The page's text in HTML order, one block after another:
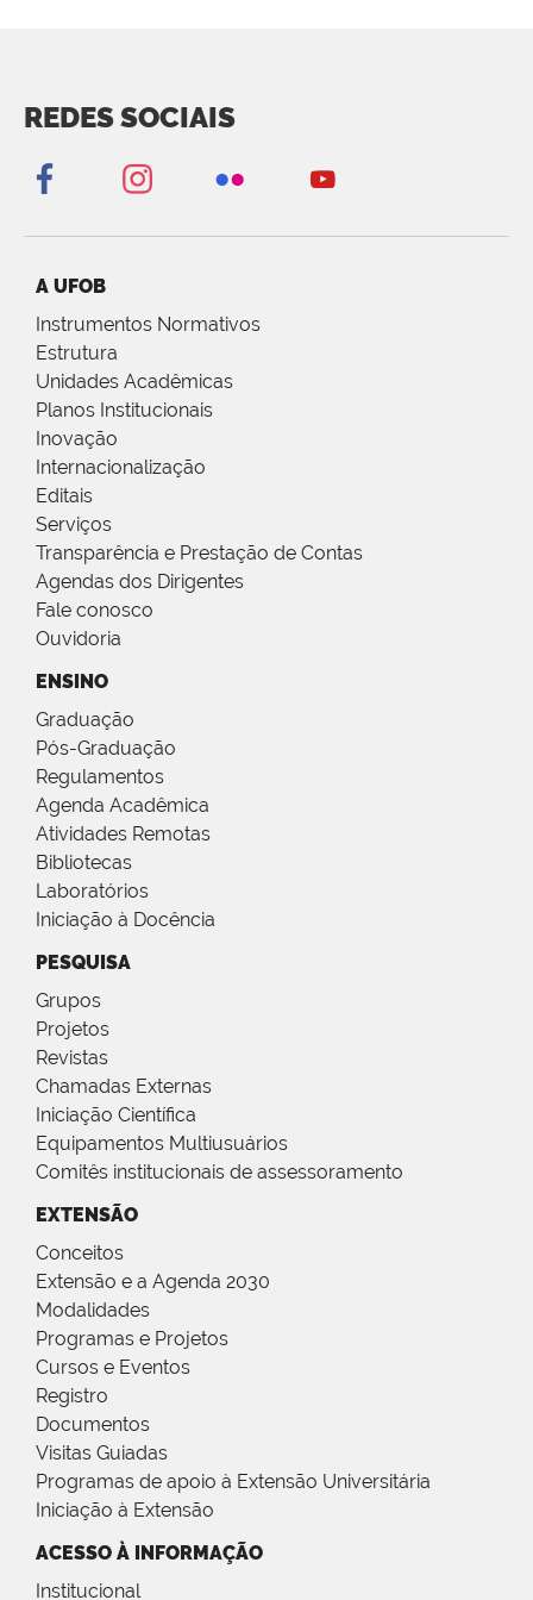
REDES SOCIAIS
A UFOB
Instrumentos Normativos
Estrutura
Unidades Acadêmicas
Planos Institucionais
Inovação
Internacionalização
Editais
Serviços
Transparência e Prestação de Contas
Agendas dos Dirigentes
Fale conosco
Ouvidoria
ENSINO
Graduação
Pós-Graduação
Regulamentos
Agenda Acadêmica
Atividades Remotas
Bibliotecas
Laboratórios
Iniciação à Docência
PESQUISA
Grupos
Projetos
Revistas
Chamadas Externas
Iniciação Científica
Equipamentos Multiusuários
Comitês institucionais de assessoramento
EXTENSÃO
Conceitos
Extensão e a Agenda 2030
Modalidades
Programas e Projetos
Cursos e Eventos
Registro
Documentos
Visitas Guiadas
Programas de apoio à Extensão Universitária
Iniciação à Extensão
ACESSO À INFORMAÇÃO
Institucional